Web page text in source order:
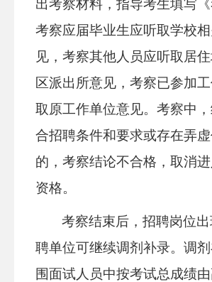
出考察材料，指导考生填写《
考察应届毕业生应听取学校
见，考察其他人员应听取居
区派出所意见，考察已参加
取原工作单位意见。考察中
合招聘条件和要求或存在弄
的，考察结论不合格，取消
资格。
考察结束后，招聘岗位
聘单位可继续调剂补录。调
围面试 人员中按考试总成绩